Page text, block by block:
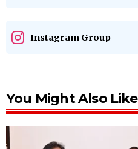
Instagram Group
You Might Also Like